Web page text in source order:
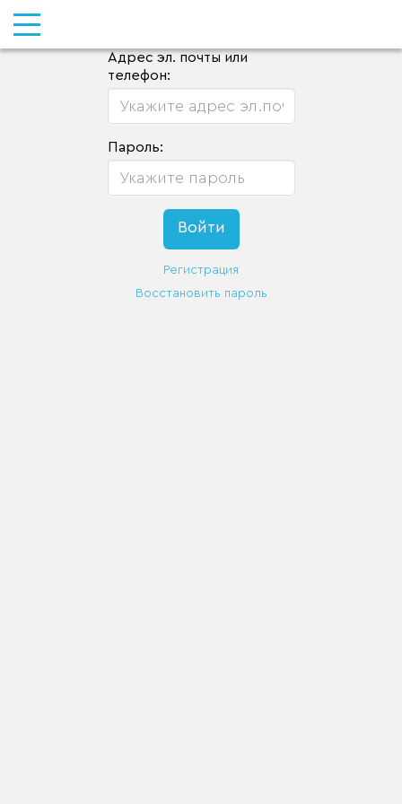
Адрес эл. почты или
телефон:
Пароль:
Регистрация
Восстановить пароль